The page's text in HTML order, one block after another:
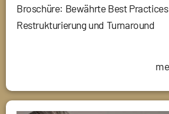
Broschüre: Bewährte Best
Restrukturierung und Turnaround